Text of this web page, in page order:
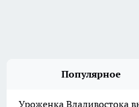
Популярное
Уроженка Владивостока